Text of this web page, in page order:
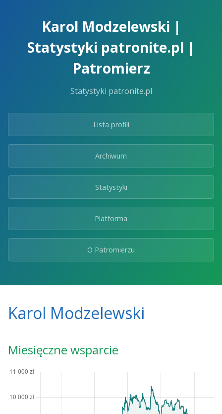
Karol Modzelewski |
Statystyki patronite.pl |
Patromierz
Statystyki patronite.pl
Lista profili
Archiwum
Statystyki
Platforma
O Patromierzu
Karol Modzelewski
Miesięczne wsparcie